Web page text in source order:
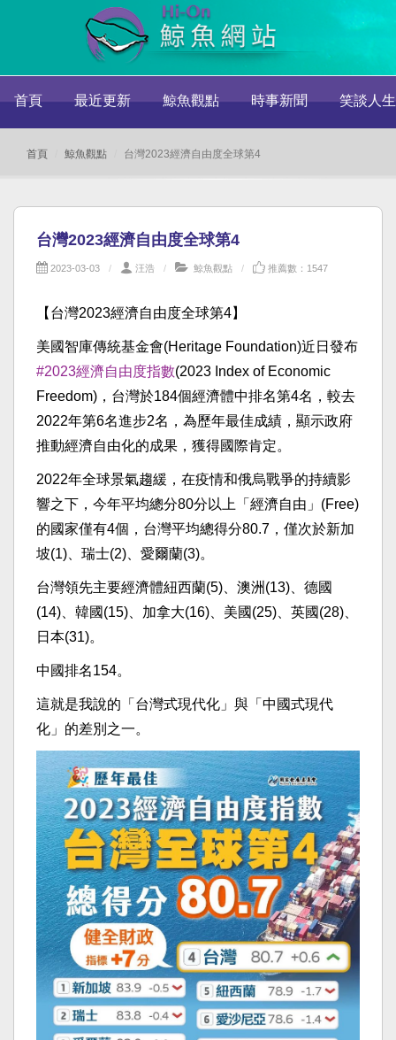
首頁 最近更新 鯨魚觀點 時事新聞 笑談人生
首頁 鯨魚觀點 台灣2023經濟自由度全球第4
台灣2023經濟自由度全球第4
2023-03-03 汪浩 鯨魚觀點 推薦數：1547
【台灣2023經濟自由度全球第4】
美國智庫傳統基金會(Heritage Foundation)近日發布
#2023經濟自由度指數(2023 Index of Economic
Freedom)，台灣於184個經濟體中排名第4名，較去
2022年第6名進步2名，為歷年最佳成績，顯示政府
推動經濟自由化的成果，獲得國際肯定。
2022年全球景氣趨緩，在疫情和俄烏戰爭的持續影
響之下，今年平均總分80分以上「經濟自由」(Free)
的國家僅有4個，台灣平均總得分80.7，僅次於新加
坡(1)、瑞士(2)、愛爾蘭(3)。
台灣領先主要經濟體紐西蘭(5)、澳洲(13)、德國
(14)、韓國(15)、加拿大(16)、美國(25)、英國(28)、
日本(31)。
中國排名154。
這就是我說的「台灣式現代化」與「中國式現代
化」的差別之一。